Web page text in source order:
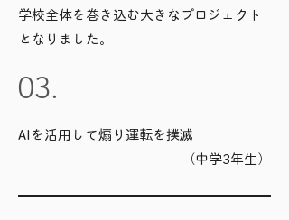
学校全体を巻き込む大きなプロジェクト
となりました。
03.
AIを活用して煽り運転を撲滅
（中学3年生）